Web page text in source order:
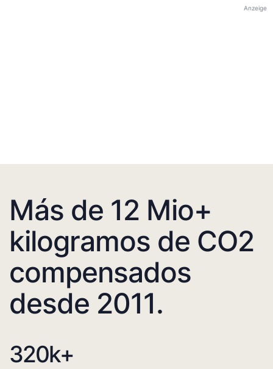
Anzeige
Más de 12 Mio+
kilogramos de CO2
compensados
desde 2011.
320k+